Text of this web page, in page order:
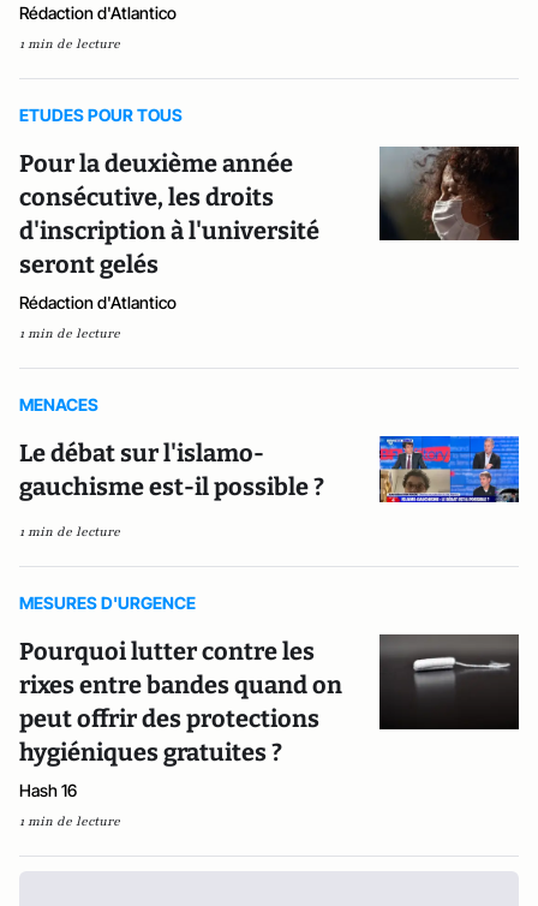
Rédaction d'Atlantico
1 min de lecture
ETUDES POUR TOUS
Pour la deuxième année
consécutive, les droits
d'inscription à l'université
seront gelés
Rédaction d'Atlantico
1 min de lecture
MENACES
Le débat sur l'islamo-
gauchisme est-il possible ?
1 min de lecture
MESURES D'URGENCE
Pourquoi lutter contre les
rixes entre bandes quand on
peut offrir des protections
hygiéniques gratuites ?
Hash 16
1 min de lecture